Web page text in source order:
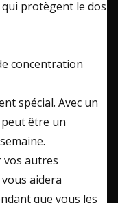
protègent le dos
concentration
spécial. Avec un
peut être un
autres
aidera
que vous les